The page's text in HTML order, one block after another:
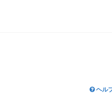
ヘル